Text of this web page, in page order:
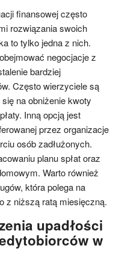
finansowej często
rozwiązania swoich
to tylko jedna z nich.
negocjacje z
bardziej
Często wierzyciele są
na obniżenie kwoty
Inną opcją jest
przez organizacje
osób zadłużonych.
planu spłat oraz
Warto również
która polega na
z niższą ratą miesięczną.
upadłości
w